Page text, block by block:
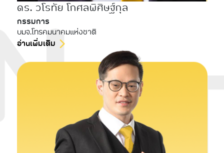
ดร. วโรทัย โกศลพิศิษฐ์กุล
กรรมการ
บมจ.โทรคมนาคมแห่งชาติ
อ่านเพิ่มเติม